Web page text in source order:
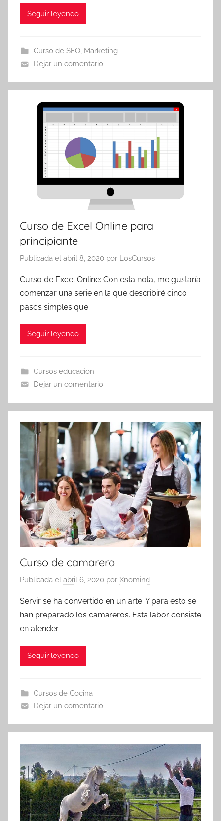
Seguir leyendo
Curso de SEO, Marketing
Dejar un comentario
Curso de Excel Online para
principiante
Publicada el abril 8, 2020 por LosCursos
Curso de Excel Online: Con esta nota, me gustaría
comenzar una serie en la que describiré cinco
pasos simples que
Seguir leyendo
Cursos educación
Dejar un comentario
Curso de camarero
Publicada el abril 6, 2020 por Xnomind
Servir se ha convertido en un arte. Y para esto se
han preparado los camareros. Esta labor consiste
en atender
Seguir leyendo
Cursos de Cocina
Dejar un comentario